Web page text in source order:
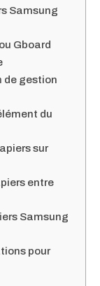
Samsung
Gboard
de gestion
du
sur
entre
Samsung
pour